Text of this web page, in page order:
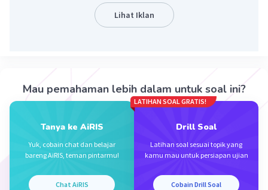
Lihat Iklan
Mau pemahaman lebih dalam untuk soal ini?
Tanya ke AiRIS
Yuk, cobain chat dan belajar
bareng AiRIS, teman pintarmu!
Chat AiRIS
LATIHAN SOAL GRATIS!
Drill Soal
Latihan soal sesuai topik yang
kamu mau untuk persiapan ujian
Cobain Drill Soal